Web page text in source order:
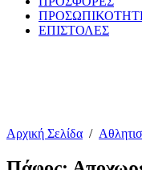
ΕΠΙΣΤΟΛΕΣ
Αρχική Σελίδα /